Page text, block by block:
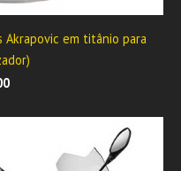
Akrapovic em titânio para